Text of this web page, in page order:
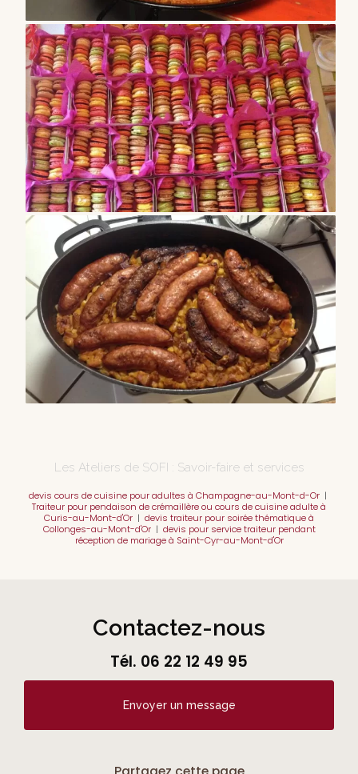
Les Ateliers de SOFI : Savoir-faire et services
devis cours de cuisine pour adultes à Champagne-au-Mont-d-Or |
Traiteur pour pendaison de crémaillère ou cours de cuisine adulte à
Curis-au-Mont-d'Or | devis traiteur pour soirée thématique à
Collonges-au-Mont-d'Or| devis pour service traiteur pendant
réception de mariage à Saint-Cyr-au-Mont-d'Or
Contactez-nous
Tél. 06 22 12 49 95
Envoyer un message